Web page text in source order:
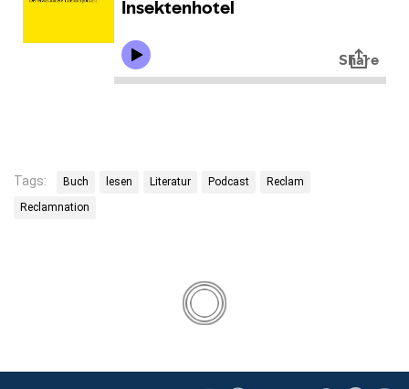
Tags: Buch lesen Literatur Podcast
Reclam
Reclamnation